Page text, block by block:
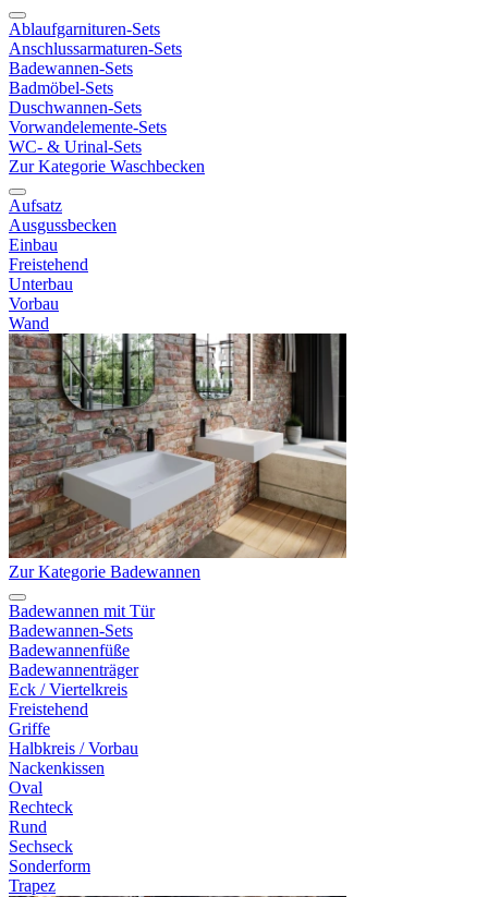
Ablaufgarnituren-Sets
Anschlussarmaturen-Sets
Badewannen-Sets
Badmöbel-Sets
Duschwannen-Sets
Vorwandelemente-Sets
WC- & Urinal-Sets
Zur Kategorie Waschbecken
Aufsatz
Ausgussbecken
Einbau
Freistehend
Unterbau
Vorbau
Wand
Zur Kategorie Badewannen
Badewannen mit Tür
Badewannen-Sets
Badewannenfüße
Badewannenträger
Eck / Viertelkreis
Freistehend
Griffe
Halbkreis / Vorbau
Nackenkissen
Oval
Rechteck
Rund
Sechseck
Sonderform
Trapez